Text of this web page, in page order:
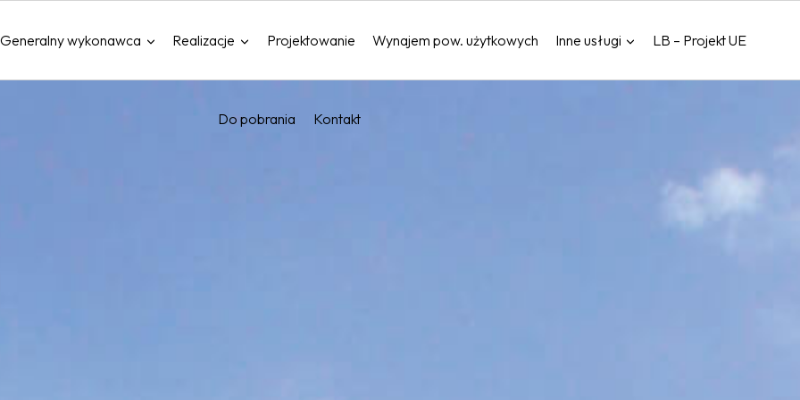
Generalny wykonawca Realizacje Projektowanie Wynajem pow. użytkowych Inne usługi LB – Projekt UE
Do pobrania Kontakt